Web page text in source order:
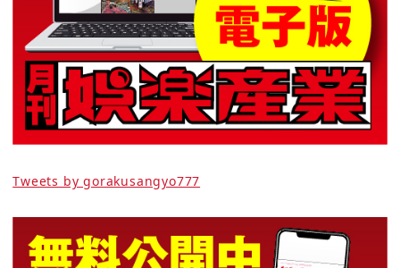
Tweets by gorakusangyo777